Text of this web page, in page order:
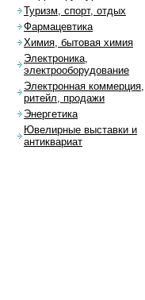
Туризм, спорт, отдых
Фармацевтика
Химия, бытовая химия
Электроника,
электрооборудование
Электронная коммерция,
ритейл, продажи
Энергетика
Ювелирные выставки и
антиквариат